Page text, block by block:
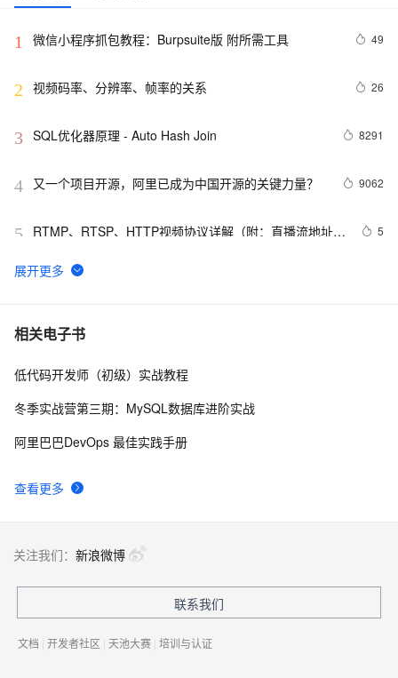
1 微信小程序抓包教程：Burpsuite版 附所需工具 49
2 视频码率、分辨率、帧率的关系 26
3 SQL优化器原理 - Auto Hash Join 8291
4 又一个项目开源，阿里已成为中国开源的关键力量？ 9062
5
RTMP、RTSP、HTTP视频协议详解（附：直播流地址、
5
6 谷歌CEO皮查伊：对重返中国持开放态度
7 C语言项目参考解答：全正整数后再计算
8 俗人解读 三维渲染 的工作过程
著录
相关电子书
查看更多
低代码开发师（初级）实战教程
冬季实战营第三期：MySQL数据库进阶实战
阿里巴巴DevOps 最佳实践手册
关注我们： 新浪微博
联系我们
文档 | 开发者社区 | 天池大赛 | 培训与认证